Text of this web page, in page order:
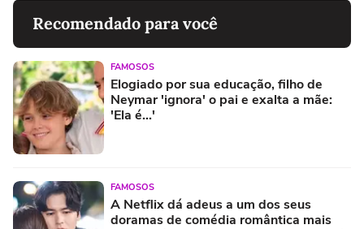
Recomendado para você
FAMOSOS
Elogiado por sua educação, filho de
Neymar 'ignora' o pai e exalta a mãe:
'Ela é...'
FAMOSOS
A Netflix dá adeus a um dos seus
doramas de comédia romântica mais